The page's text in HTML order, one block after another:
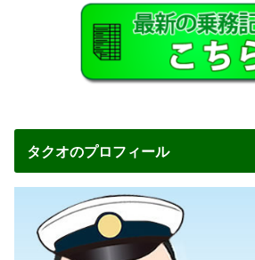
タクオのプロフィール